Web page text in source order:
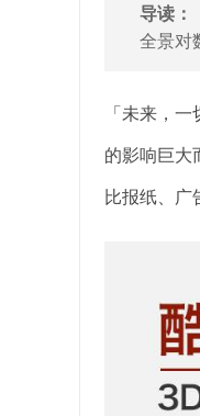
导读：
全景对
「未来，
的影响巨大
比报纸、广